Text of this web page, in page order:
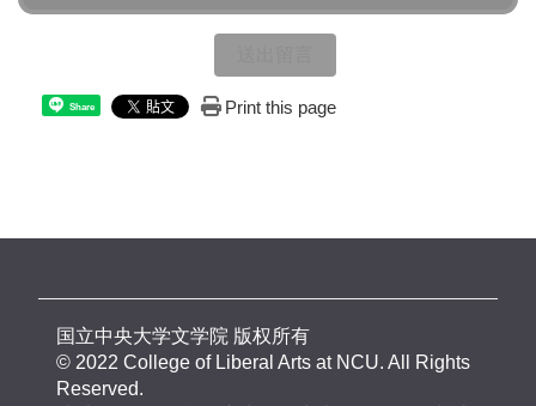
Share Print this page
国立中央大学文学院 版权所有
© 2022 College of Liberal Arts at NCU. All Rights
Reserved.